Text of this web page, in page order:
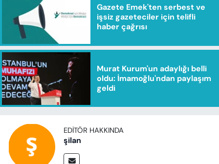
Gazete Emek'ten serbest ve
işsiz gazeteciler için telifli
haber çağrısı
Murat Kurum'un adaylığı belli
oldu: İmamoğlu'ndan paylaşım
geldi
EDITÖR HAKKINDA
şilan